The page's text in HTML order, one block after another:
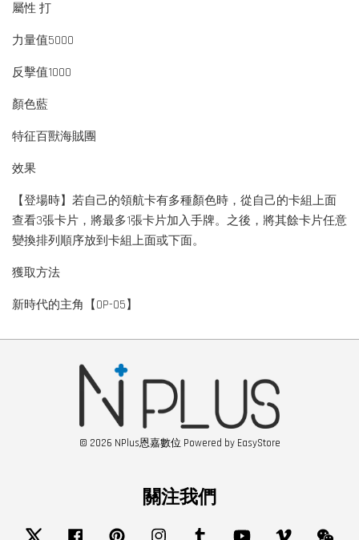
屬性 打
力量值5000
反擊值1000
顏色藍
特征百獸海賊團
效果
【登場時】若自己的領航卡有多種顏色時，從自己的卡組上面
查看3張卡片，將最多1張卡片加入手牌。之後，將其餘卡片任意
變換排列順序放到卡組上面或下面。
獲取方法
新時代的主角【OP-05】
© 2026 NPlus恩嘉數位 Powered by EasyStore
關注我們
Twitter Facebook Pinterest Instagram Tumblr YouTube Vimeo